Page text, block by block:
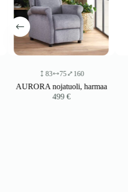
83 75 160
AURORA nojatuoli, harmaa
499€